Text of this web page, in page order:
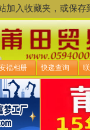
加入收藏夹，或保
福相册 快递查询